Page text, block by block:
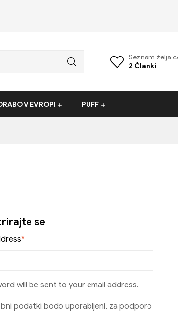
Seznam želja
2 Članki
V EVROPI PUFF
se
*
will be sent to your email address.
podatki bodo uporabljeni, za podporo